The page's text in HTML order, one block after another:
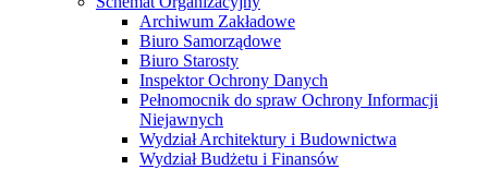
Archiwum Zakładowe
Biuro Samorządowe
Biuro Starosty
Inspektor Ochrony Danych
Pełnomocnik do spraw Ochrony Informacji
Niejawnych
Wydział Architektury i Budownictwa
Wydział Budżetu i Finansów